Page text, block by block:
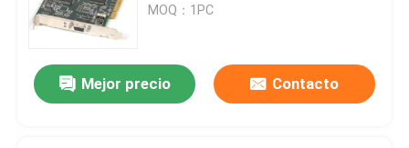
MOQ：1PC
Mejor precio Contacto